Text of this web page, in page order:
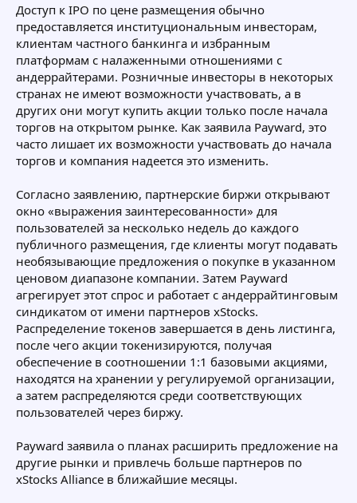
Доступ к IPO по цене размещения обычно
предоставляется институциональным инвесторам,
клиентам частного банкинга и избранным
платформам с налаженными отношениями с
андеррайтерами. Розничные инвесторы в некоторых
странах не имеют возможности участвовать, а в
других они могут купить акции только после начала
торгов на открытом рынке. Как заявила Payward, это
часто лишает их возможности участвовать до начала
торгов и компания надеется это изменить.
Согласно заявлению, партнерские биржи открывают
окно «выражения заинтересованности» для
пользователей за несколько недель до каждого
публичного размещения, где клиенты могут подавать
необязывающие предложения о покупке в указанном
ценовом диапазоне компании. Затем Payward
агрегирует этот спрос и работает с андеррайтинговым
синдикатом от имени партнеров xStocks.
Распределение токенов завершается в день листинга,
после чего акции токенизируются, получая
обеспечение в соотношении 1:1 базовыми акциями,
находятся на хранении у регулируемой организации,
а затем распределяются среди соответствующих
пользователей через биржу.
Payward заявила о планах расширить предложение на
другие рынки и привлечь больше партнеров по
xStocks Alliance в ближайшие месяцы.